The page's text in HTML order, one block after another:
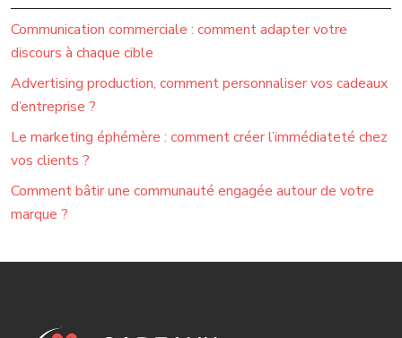
Communication commerciale : comment adapter votre
discours à chaque cible
Advertising production, comment personnaliser vos cadeaux
d’entreprise ?
Le marketing éphémère : comment créer l’immédiateté chez
vos clients ?
Comment bâtir une communauté engagée autour de votre
marque ?